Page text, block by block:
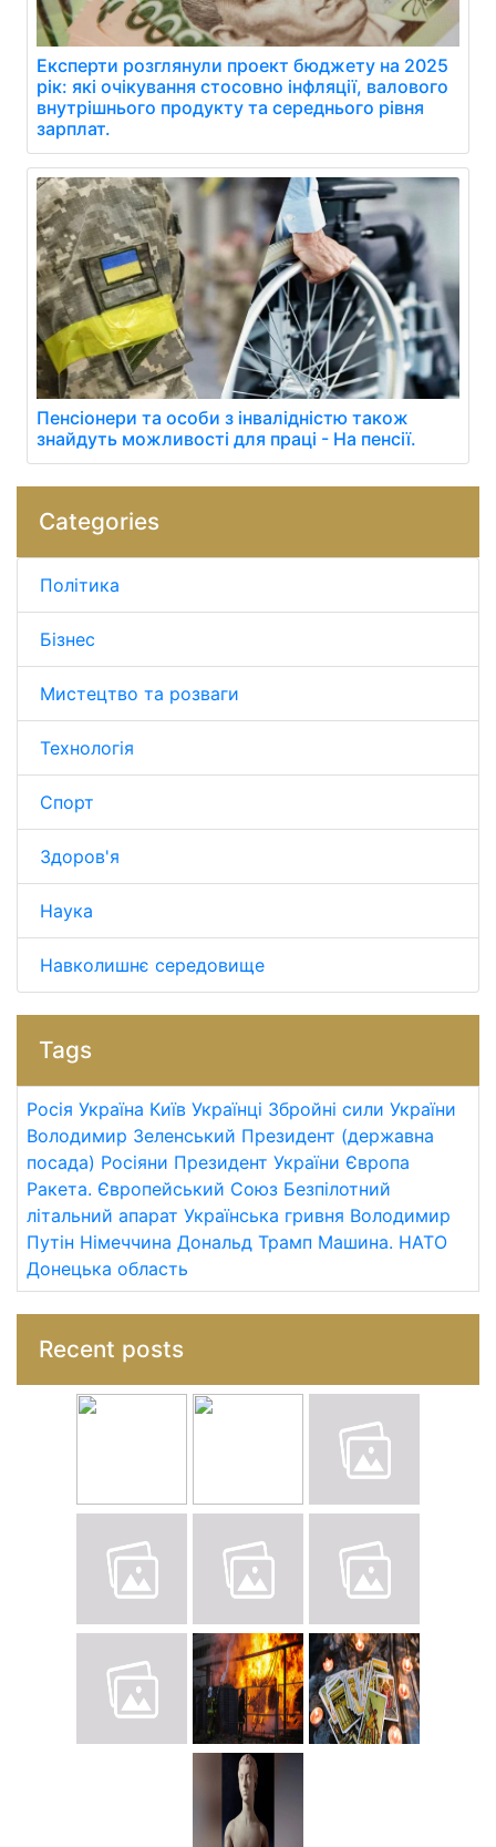
Експерти розглянули проект бюджету на 2025
рік: які очікування стосовно інфляції, валового
внутрішнього продукту та середнього рівня
зарплат.
Пенсіонери та особи з інвалідністю також
знайдуть можливості для праці - На пенсії.
Categories
Політика
Бізнес
Мистецтво та розваги
Технологія
Спорт
Здоров'я
Наука
Навколишнє середовище
Tags
Росія Україна Київ Українці Збройні сили України
Володимир Зеленський Президент (державна
посада) Росіяни Президент України Європа
Ракета. Європейський Союз Безпілотний
літальний апарат Українська гривня Володимир
Путін Німеччина Дональд Трамп Машина. НАТО
Донецька область
Recent posts